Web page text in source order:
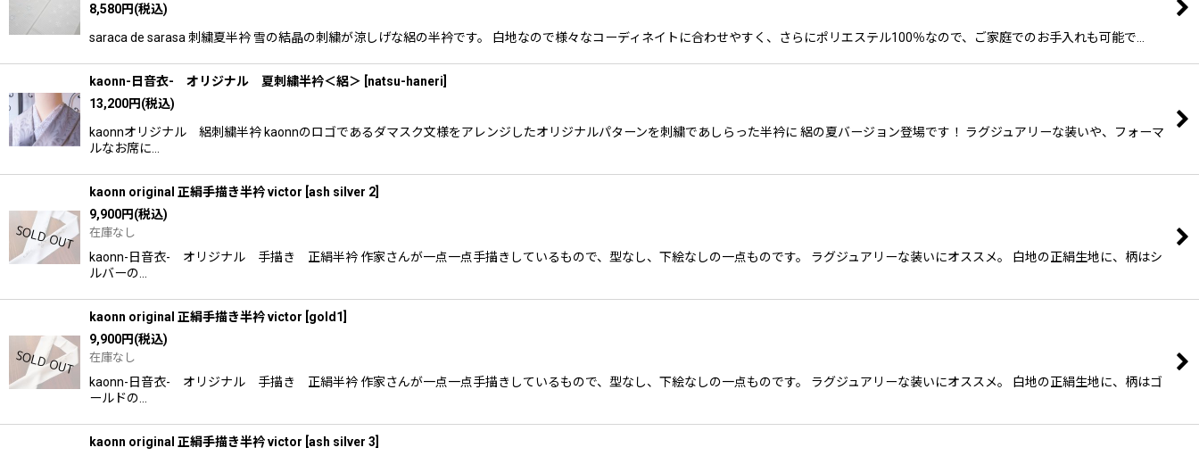
8,580円(税込)
saraca de sarasa 刺繍夏半衿 雪の結晶の刺繍が涼しげな絽の半衿です。 白地なので様々なコーディネイトに合わせやすく、さらにポリエステル100％なので、ご家庭でのお手入れも可能で…
kaonn-日音衣- オリジナル 夏刺繍半衿＜絽＞ natsu-haneri
13,200円(税込)
kaonnオリジナル 絽刺繍半衿 kaonnのロゴであるダマスク文様をアレンジしたオリジナルパターンを刺繍であしらった半衿に 絽の夏バージョン登場です！ ラグジュアリーな装いや、フォーマ
ルなお席に…
kaonn original 正絹手描き半衿 victor ash silver 2
9,900円(税込)
在庫なし
kaonn-日音衣- オリジナル 手描き 正絹半衿 作家さんが一点一点手描きしているもので、型なし、下絵なしの一点ものです。 ラグジュアリーな装いにオススメ。 白地の正絹生地に、柄はシ
ルバーの…
kaonn original 正絹手描き半衿 victor gold1
9,900円(税込)
在庫なし
kaonn-日音衣- オリジナル 手描き 正絹半衿 作家さんが一点一点手描きしているもので、型なし、下絵なしの一点ものです。 ラグジュアリーな装いにオススメ。 白地の正絹生地に、柄はゴ
ールドの…
kaonn original 正絹手描き半衿 victor ash silver 3